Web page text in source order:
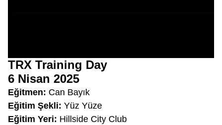
TRX Training Day
6 Nisan 2025
Eğitmen: Can Bayık
Eğitim Şekli: Yüz Yüze
Eğitim Yeri: Hillside City Club